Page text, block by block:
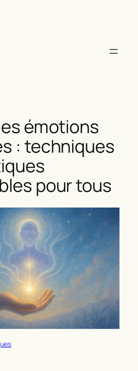
émotions
: techniques
pour tous